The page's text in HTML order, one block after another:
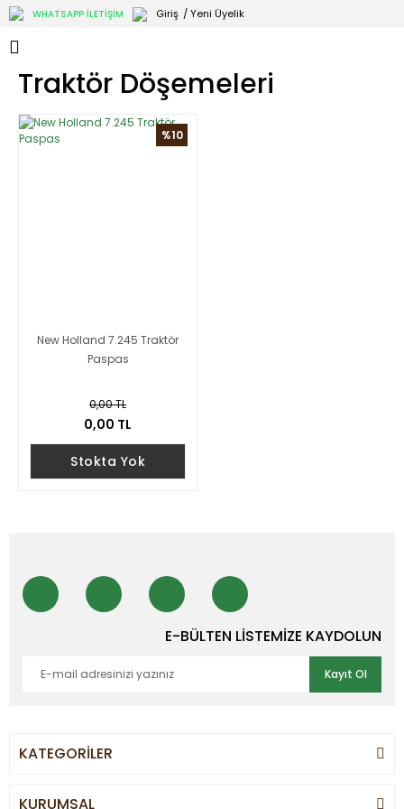
WHATSAPP İLETİŞİM Giriş / Yeni Üyelik
Traktör Döşemeleri
%10
New Holland 7.245 Traktör
Paspas
0,00 TL
0,00 TL
Stokta Yok
E-BÜLTEN LİSTEMİZE KAYDOLUN
Kayıt Ol
KATEGORİLER
KURUMSAL